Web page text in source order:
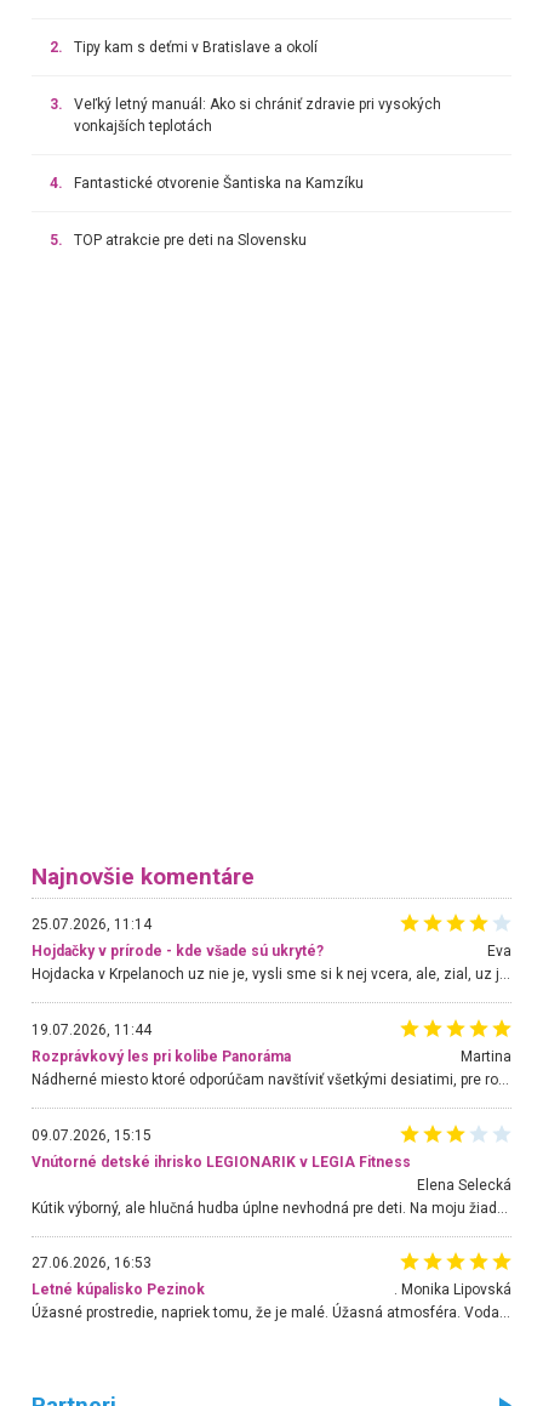
2. Tipy kam s deťmi v Bratislave a okolí
3.
Veľký letný manuál: Ako si chrániť zdravie pri vysokých
vonkajších teplotách
4. Fantastické otvorenie Šantiska na Kamzíku
5. TOP atrakcie pre deti na Slovensku
Najnovšie komentáre
25.07.2026, 11:14
Hojdačky v prírode - kde všade sú ukryté?
Eva
Hojdacka v Krpelanoch uz nie je, vysli sme si k nej vcera, ale, zial, uz je znicena. Ak sem planujete cestu len kvoli hojdacke, mozete si ju usetrit. Krasny vyhlad je tu vsak aj bez hojdacky :-)
19.07.2026, 11:44
Rozprávkový les pri kolibe Panoráma
Martina
Nádherné miesto ktoré odporúčam navštíviť všetkými desiatimi, pre rodiny s deťmi, dôchodcom... Proste a jednoducho ozaj rozprávkový les.. určite ešte prídeme. Odniesli sme si na pamiatku krásne tričká,
09.07.2026, 15:15
Vnútorné detské ihrisko LEGIONARIK v LEGIA Fitness
Elena Selecká
27.06.2026, 16:53
Letné kúpalisko Pezinok
. Monika Lipovská
Úžasné prostredie, napriek tomu, že je malé. Úžasná atmosféra. Voda fantastická a nádherná. Ľudí je pomerne veľa, ale su mili a ohľaduplní. Je veľmi zaujímavé sledovať, ako dokážu spolu športovať cudzí ľudia a bez ohľadu na vek. Vládne tu pohoda. Vnuka neviem dostať z vody. Ďakujem za krásny deň . Urcite sa sem vrátim. Jediný problém je s parkovaním, ale aj ten sa mi podarilo vyriešiť. Monika Bratislava